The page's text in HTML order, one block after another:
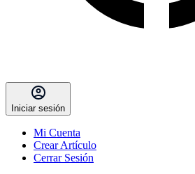
Iniciar sesión
Mi Cuenta
Crear Artículo
Cerrar Sesión